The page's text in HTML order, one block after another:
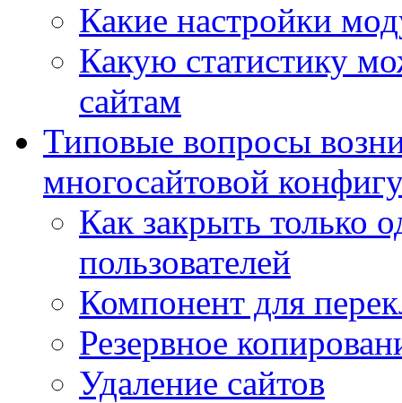
Какие настройки
Какую статистику
сайтам
Типовые вопросы
многосайтовой
Как закрыть только
пользователей
Компонент для
Резервное
Удаление сайтов